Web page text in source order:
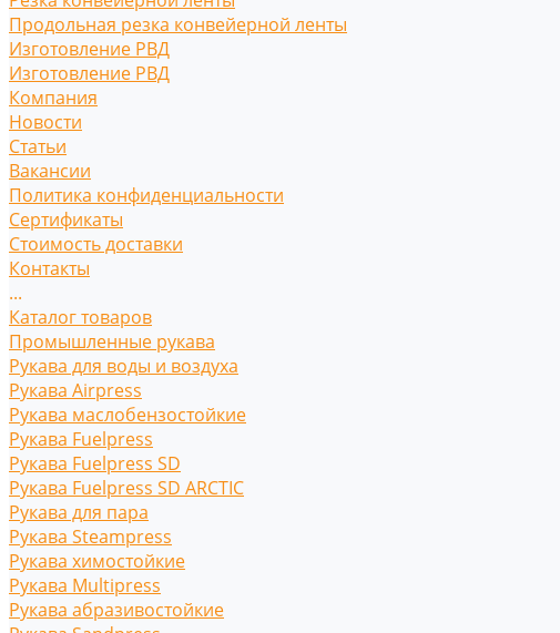
Продольная резка конвейерной ленты
Изготовление РВД
Изготовление РВД
Компания
Новости
Статьи
Вакансии
Политика конфиденциальности
Сертификаты
Стоимость доставки
Контакты
...
Каталог товаров
Промышленные рукава
Рукава для воды и воздуха
Рукава Airpress
Рукава маслобензостойкие
Рукава Fuelpress
Рукава Fuelpress SD
Рукава Fuelpress SD ARCTIC
Рукава для пара
Рукава Steampress
Рукава химостойкие
Рукава Multipress
Рукава абразивостойкие